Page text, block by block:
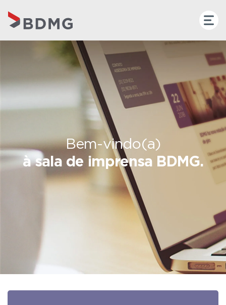
Bem-vindo(a)
à sala de imprensa BDMG.